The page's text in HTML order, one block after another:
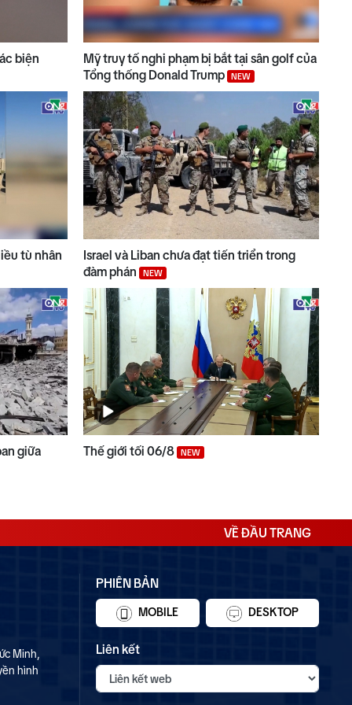
biện
Mỹ truy tố nghi phạm bị bắt tại sân golf của
Tổng thống Donald Trump
NEW
tù nhân
Israel và Liban chưa đạt tiến triển trong
đàm phán
NEW
giữa Thế giới tối 06/8 NEW
VỀ ĐẦU TRANG
Minh,
hình
PHIÊN BẢN
MOBILE DESKTOP
Liên kết